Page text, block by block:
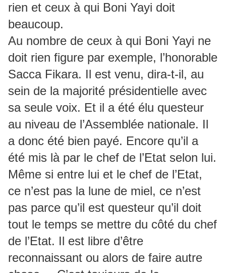
rien et ceux à qui Boni Yayi doit
beaucoup.
Au nombre de ceux à qui Boni Yayi ne
doit rien figure par exemple, l’honorable
Sacca Fikara. Il est venu, dira-t-il, au
sein de la majorité présidentielle avec
sa seule voix. Et il a été élu questeur
au niveau de l’Assemblée nationale. Il
a donc été bien payé. Encore qu’il a
été mis là par le chef de l’Etat selon lui.
Même si entre lui et le chef de l’Etat,
ce n’est pas la lune de miel, ce n’est
pas parce qu’il est questeur qu’il doit
tout le temps se mettre du côté du chef
de l’Etat. Il est libre d’être
reconnaissant ou alors de faire autre